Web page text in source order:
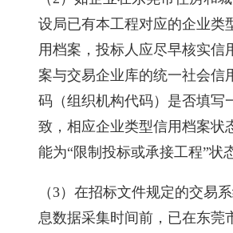
设局已有本工程对应的企业类
用档案，投标人应尽早核实信
案与交易企业库的统一社会信
码（组织机构代码）是否填写
致，相应企业类型信用档案状
能为“限制投标或承接工程”状
（3）在招标文件规定的交易
息数据采集时间前，已在东莞